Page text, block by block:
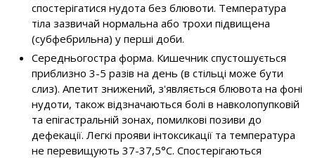
спостерігатися нудота без блювоти. Температура
тіла зазвичай нормальна або трохи підвищена
(субфебрильна) у перші доби.
Середньогостра форма. Кишечник спустошується
приблизно 3-5 разів на день (в стільці може бути
слиз). Апетит знижений, з'являється блювота на фоні
нудоти, також відзначаються болі в навколопупковій
та епігастральній зонах, помилкові позиви до
дефекації. Легкі прояви інтоксикації та температура
не перевищують 37-37,5°С. Спостерігаються